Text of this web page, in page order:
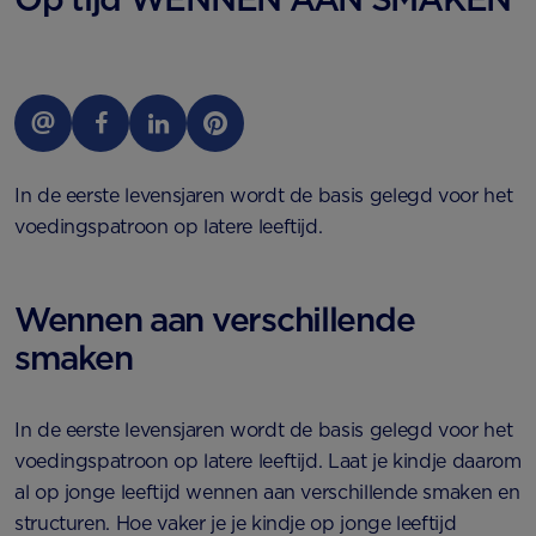
In de eerste levensjaren wordt de basis gelegd voor het
voedingspatroon op latere leeftijd.
Wennen aan verschillende
smaken
In de eerste levensjaren wordt de basis gelegd voor het
voedingspatroon op latere leeftijd. Laat je kindje daarom
al op jonge leeftijd wennen aan verschillende smaken en
structuren. Hoe vaker je je kindje op jonge leeftijd